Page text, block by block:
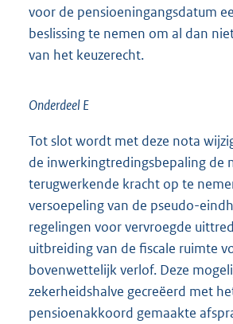
voor de pensioeningangsdatum
beslissing te nemen om al dan
van het keuzerecht.
Onderdeel E
Tot slot wordt met deze nota
de inwerkingtredingsbepaling de
terugwerkende kracht op te
versoepeling van de pseudo-
regelingen voor vervroegde
uitbreiding van de fiscale ruimte
bovenwettelijk verlof. Deze
zekerheidshalve gecreëerd met
pensioenakkoord gemaakte